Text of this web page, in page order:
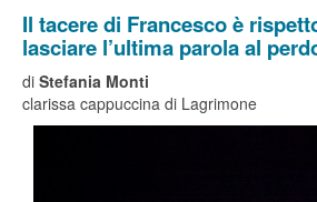
Il tacere di Francesco è
lasciare l’ultima parola al
di Stefania Monti
clarissa cappuccina di Lagrimone